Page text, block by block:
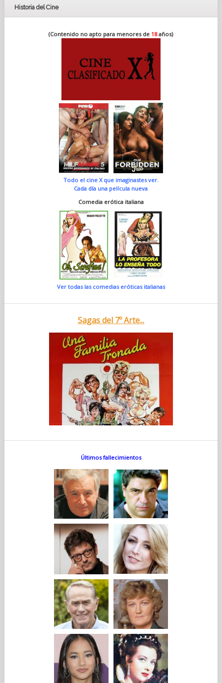
Historia del Cine
(Contenido no apto para menores de 18años)
Todo el cine X que imaginastes ver.
Cada día una película nueva
Comedia erótica italiana
Ver todas las comedias eróticas italianas
Sagas del 7º Arte...
Últimos fallecimientos